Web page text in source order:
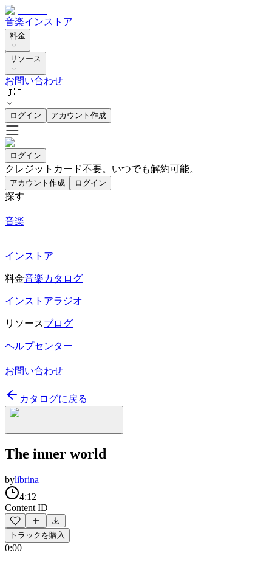
音楽インストア
料金
リソース
お問い合わせ
🇯🇵
ログイン アカウント作成
ログイン
クレジットカード不要。いつでも解約可能。
アカウント作成 ログイン
探す
音楽
インストア
料金音楽カタログ
インストアラジオ
リソースブログ
ヘルプセンター
お問い合わせ
カタログに戻る
The inner world
bylibrina
4:12
Content ID
トラックを購入
0:00